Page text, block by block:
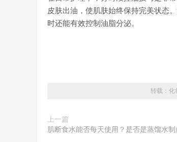
皮肤出油，使肌肤始终保持完美状态
时还能有效控制油脂分泌。
转载： 化
上一篇
肌断食水能否每天使用？是否是蒸馏水制